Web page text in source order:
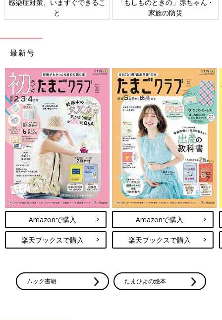
感染症対策、いますぐできるこ
と
「もしものときの」赤ちゃん・
家族の防災
最新号
Amazonで購入
楽天ブックスで購入
Amazonで購入
楽天ブックスで購入
ムック書籍 たまひよの絵本